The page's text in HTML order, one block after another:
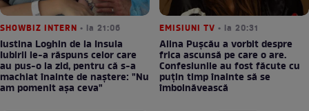
SHOWBIZ INTERN • la 21:06
Iustina Loghin de la Insula
Iubirii le-a răspuns celor care
au pus-o la zid, pentru că s-a
machiat înainte de naștere: "Nu
am pomenit așa ceva"
EMISIUNI TV • la 20:31
Alina Pușcău a vorbit despre
frica ascunsă pe care o are.
Confesiunile au fost făcute cu
puțin timp înainte să se
îmbolnăvească